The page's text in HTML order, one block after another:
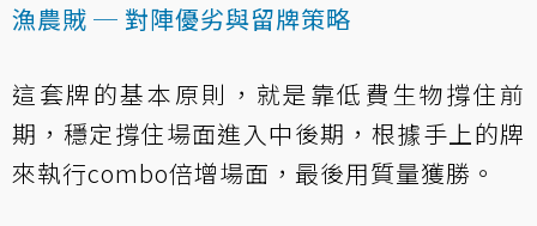
漁農賊 ─ 對陣優劣與留牌策略
這套牌的基本原則，就是靠低費生物撐住前
期，穩定撐住場面進入中後期，根據手上的牌
來執行combo倍增場面，最後用質量獲勝。